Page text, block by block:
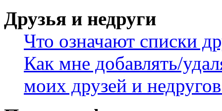
Друзья и недруги
Что означают списки
Как мне добавлять/
моих друзей и